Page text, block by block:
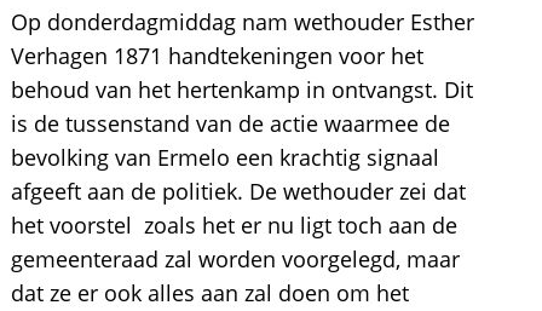
Op donderdagmiddag nam wethouder Esther
Verhagen 1871 handtekeningen voor het
behoud van het hertenkamp in ontvangst. Dit
is de tussenstand van de actie waarmee de
bevolking van Ermelo een krachtig signaal
afgeeft aan de politiek. De wethouder zei dat
het voorstel zoals het er nu ligt toch aan de
gemeenteraad zal worden voorgelegd, maar
dat ze er ook alles aan zal doen om het